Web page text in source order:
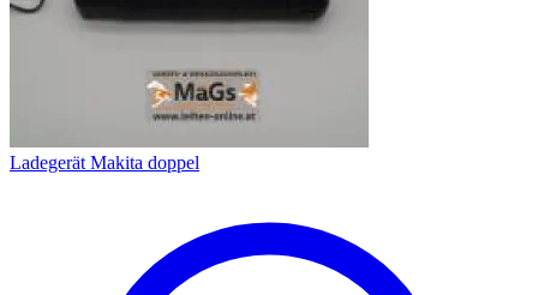
Ladegerät Makita doppel